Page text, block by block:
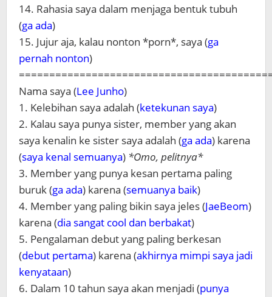
14. Rahasia saya dalam menjaga bentuk tubuh
(ga ada)
15. Jujur aja, kalau nonton *porn*, saya (ga
pernah nonton)
Nama saya (Lee Junho)
1. Kelebihan saya adalah (ketekunan saya)
2. Kalau saya punya sister, member yang akan
saya kenalin ke sister saya adalah (ga ada) karena
(saya kenal semuanya) *Omo, pelitnya*
3. Member yang punya kesan pertama paling
buruk (ga ada) karena (semuanya baik)
4. Member yang paling bikin saya jeles (JaeBeom)
karena (dia sangat cool dan berbakat)
5. Pengalaman debut yang paling berkesan
(debut pertama) karena (akhirnya mimpi saya jadi
kenyataan)
6. Dalam 10 tahun saya akan menjadi (punya